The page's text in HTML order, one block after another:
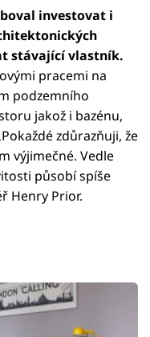
investovat i
stávající vlastník.
pracemi na
podzemního
jakož i bazénu,
zdůrazňuji, že
výjimečné. Vedle
působí spíše
Henry Prior.